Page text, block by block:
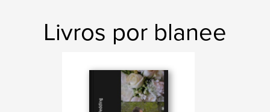
Livros por blanee